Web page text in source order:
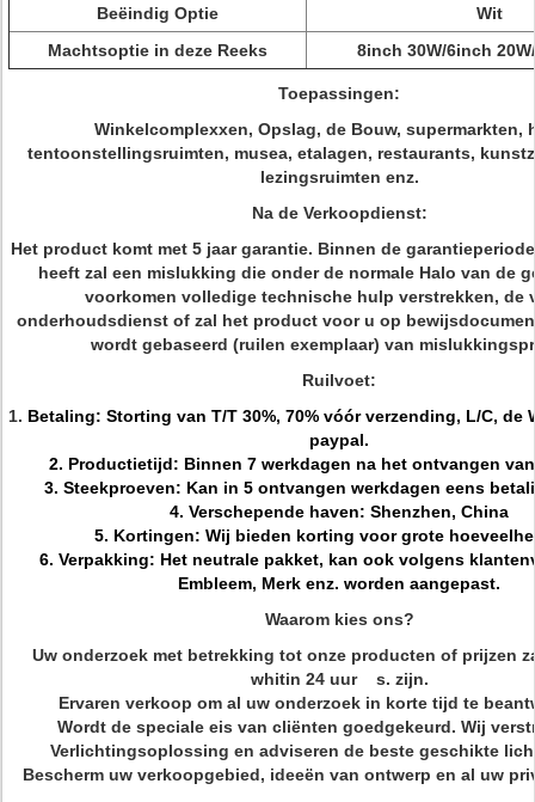
Beëindig Optie
Wit
Machtsoptie in deze Reeks
8inch 30W/6inch
Toepassingen:
Winkelcomplexxen, Opslag, de Bouw, supermarkten,
tentoonstellingsruimten, musea, etalagen, restaurants,
lezingsruimten enz.
Na de Verkoopdienst:
Het product komt met 5 jaar garantie. Binnen de
heeft zal een mislukking die onder de normale Halo van de
voorkomen volledige technische hulp verstrekken, de
onderhoudsdienst of zal het product voor u op
wordt gebaseerd (ruilen exemplaar) van
Ruilvoet:
1. Betaling: Storting van T/T 30%, 70% vóór verzending, L/C, de
paypal.
2. Productietijd: Binnen 7 werkdagen na het ontvangen
3. Steekproeven: Kan in 5 ontvangen werkdagen eens
4. Verschepende haven: Shenzhen, China
5. Kortingen: Wij bieden korting voor grote
6. Verpakking: Het neutrale pakket, kan ook volgens
Embleem, Merk enz. worden aangepast.
Waarom kies ons?
Uw onderzoek met betrekking tot onze producten of prijzen
whitin 24 uur s. zijn.
Ervaren verkoop om al uw onderzoek in korte tijd te
Wordt de speciale eis van cliënten goedgekeurd. Wij
Verlichtingsoplossing en adviseren de beste geschikte
Bescherm uw verkoopgebied, ideeën van ontwerp en al uw